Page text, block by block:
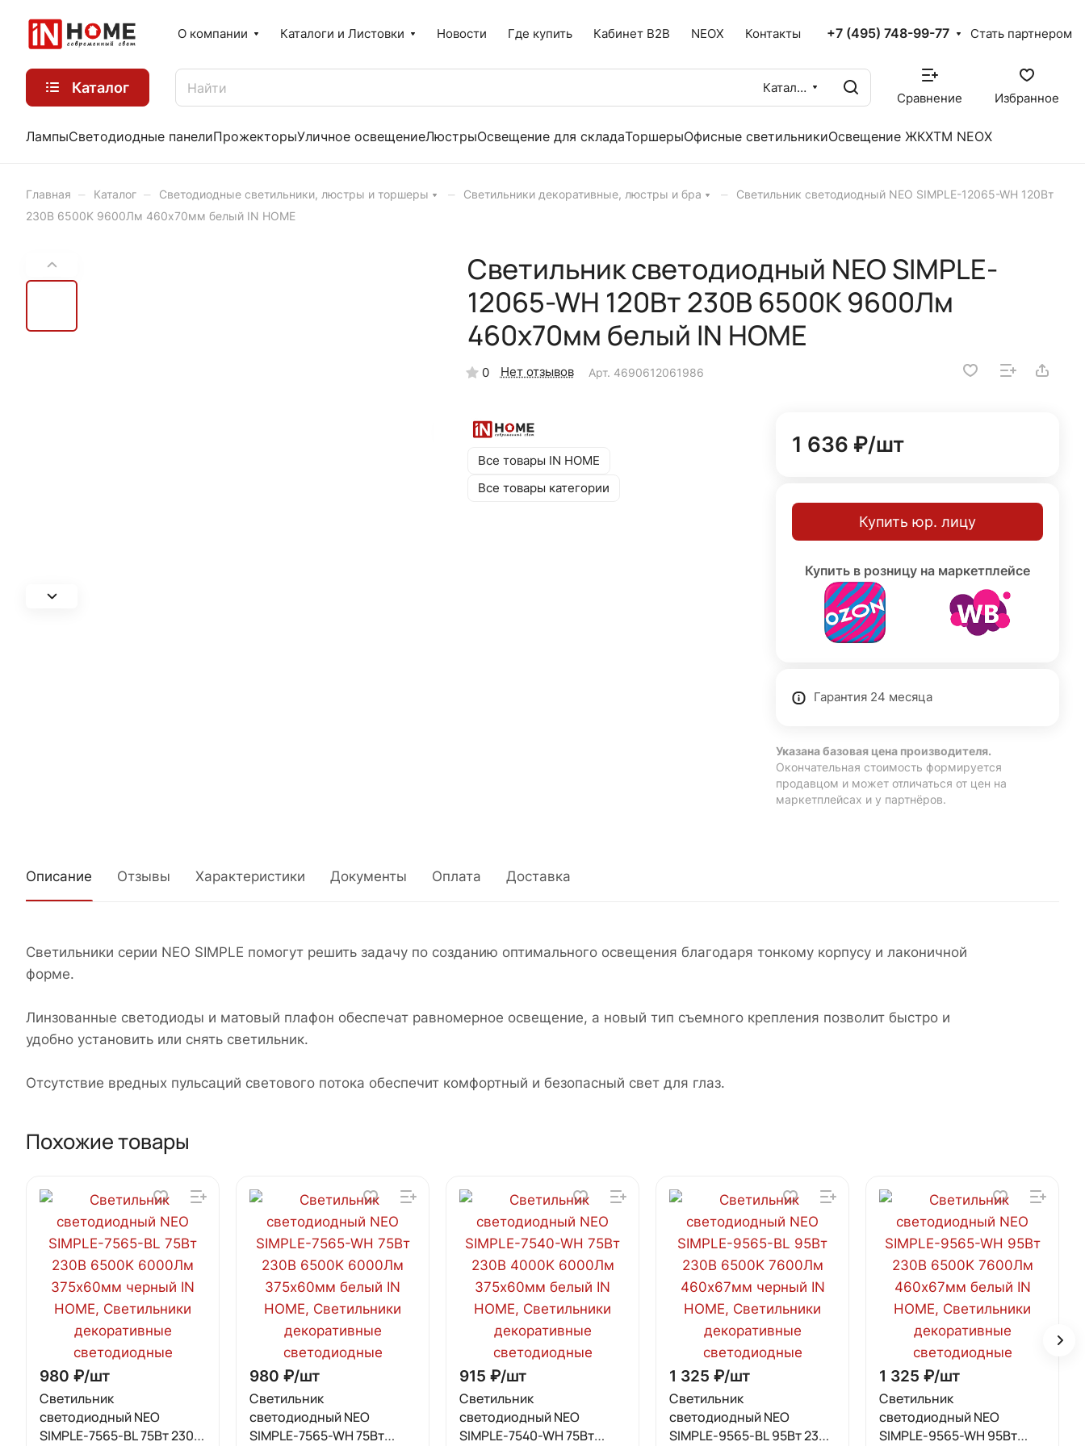
О компании Каталоги и Листовки Новости Где купить Кабинет B2B NEOX Контакты +7 (495) 748-99-77 Стать партнером
Каталог Каталог
Сравнение Избранное
ЛампыСветодиодные панелиПрожекторыУличное освещениеЛюстрыОсвещение для складаТоршерыОфисные светильникиОсвещение ЖКХTM NEOX
Главная – Каталог – Светодиодные светильники, люстры и торшеры – Светильники декоративные, люстры и бра –
Светильник светодиодный NEO SIMPLE-12065-WH 120Вт
230В 6500K 9600Лм 460x70мм белый IN HOME
Светильник светодиодный NEO SIMPLE-
12065-WH 120Вт 230В 6500K 9600Лм
460x70мм белый IN HOME
0 Нет отзывов Арт. 4690612061986
Все товары IN HOME
Все товары категории
1 636 ₽/шт
Купить юр. лицу
Купить в розницу на маркетплейсе
Гарантия 24 месяца
Указана базовая цена производителя.
Окончательная стоимость формируется
продавцом и может отличаться от цен на
маркетплейсах и у партнёров.
Описание Отзывы Характеристики Документы Оплата Доставка
Светильники серии NEO SIMPLE помогут решить задачу по созданию оптимального освещения благодаря тонкому корпусу и лаконичной
форме.
Линзованные светодиоды и матовый плафон обеспечат равномерное освещение, а новый тип съемного крепления позволит быстро и
удобно установить или снять светильник.
Отсутствие вредных пульсаций светового потока обеспечит комфортный и безопасный свет для глаз.
Похожие товары
980 ₽/шт
Светильник
светодиодный NEO
SIMPLE-7565-BL 75Вт 230В
980 ₽/шт
Светильник
светодиодный NEO
SIMPLE-7565-WH 75Вт
915 ₽/шт
Светильник
светодиодный NEO
SIMPLE-7540-WH 75Вт
1 325 ₽/шт
Светильник
светодиодный NEO
SIMPLE-9565-BL 95Вт 230В
1 325 ₽/шт
Светильник
светодиодный NEO
SIMPLE-9565-WH 95Вт